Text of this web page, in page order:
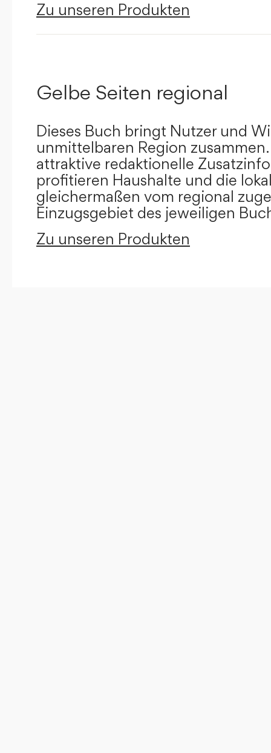
Zu unseren Produkten
Gelbe Seiten regional
Dieses Buch bringt Nutzer und
unmittelbaren Region
attraktive redaktionelle
profitieren Haushalte und die
gleichermaßen vom regional
Einzugsgebiet des jeweiligen
Zu unseren Produkten